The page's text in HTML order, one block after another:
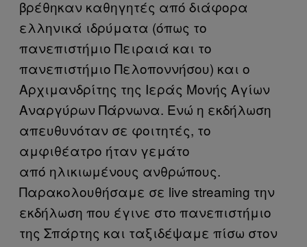
βρέθηκαν καθηγητές από διάφορα
ελληνικά ιδρύματα (όπως το
πανεπιστήμιο Πειραιά και το
πανεπιστήμιο Πελοποννήσου) και ο
Αρχιμανδρίτης της Ιεράς Μονής Αγίων
Αναργύρων Πάρνωνα. Ενώ η εκδήλωση
απευθυνόταν σε φοιτητές, το
αμφιθέατρο ήταν γεμάτο
από ηλικιωμένους ανθρώπους.
Παρακολουθήσαμε σε live streaming την
εκδήλωση που έγινε στο πανεπιστήμιο
της Σπάρτης και ταξιδέψαμε πίσω στον